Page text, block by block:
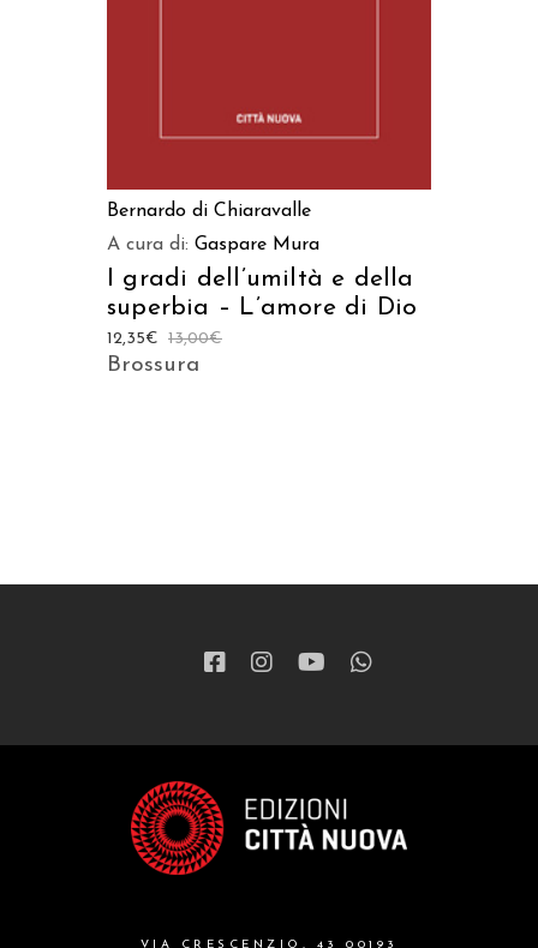
Bernardo di Chiaravalle
A cura di: Gaspare Mura
I gradi dell’umiltà e della
superbia – L’amore di Dio
13,00€
12,35€
Brossura
VIA CRESCENZIO, 43 00193